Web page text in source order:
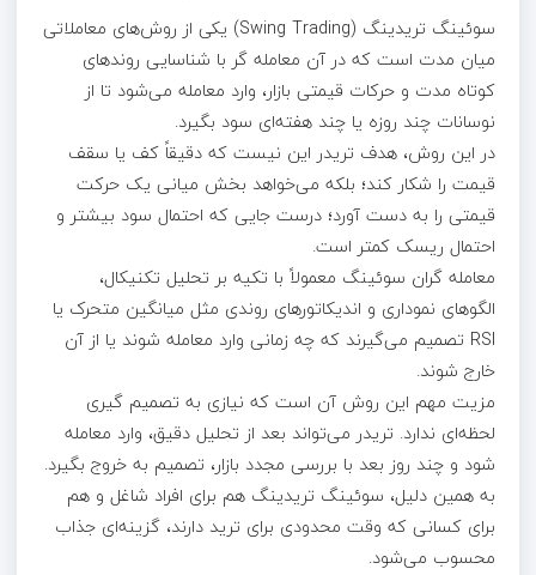
سوئینگ تریدینگ (Swing Trading) یکی از روش‌های معاملاتی
میان‌ مدت است که در آن معامله‌ گر با شناسایی روندهای
کوتاه‌ مدت و حرکات قیمتی بازار، وارد معامله می‌شود تا از
نوسانات چند روزه یا چند‌ هفته‌ای سود بگیرد.
در این روش، هدف تریدر این نیست که دقیقاً کف یا سقف
قیمت را شکار کند؛ بلکه می‌خواهد بخش میانی یک حرکت
قیمتی را به دست آورد؛ درست جایی که احتمال سود بیشتر و
احتمال ریسک کمتر است.
معامله‌ گران سوئینگ معمولاً با تکیه بر تحلیل تکنیکال،
الگوهای نموداری و اندیکاتورهای روندی مثل میانگین متحرک یا
RSI تصمیم می‌گیرند که چه زمانی وارد معامله شوند یا از آن
خارج شوند.
مزیت مهم این روش آن است که نیازی به تصمیم‌ گیری
لحظه‌ای ندارد. تریدر می‌تواند بعد از تحلیل دقیق، وارد معامله
شود و چند روز بعد با بررسی مجدد بازار، تصمیم به خروج بگیرد.
به همین دلیل، سوئینگ تریدینگ هم برای افراد شاغل و هم
برای کسانی که وقت محدودی برای ترید دارند، گزینه‌ای جذاب
محسوب می‌شود.